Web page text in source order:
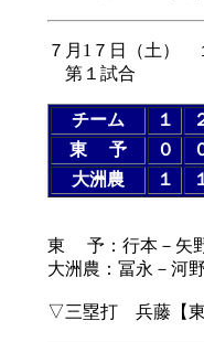
７月1７日（土）
第１試合
チーム １
東 予
０
大洲農
１
東 予：行本－矢
大洲農：冨永－河野
▽三塁打 兵藤【東